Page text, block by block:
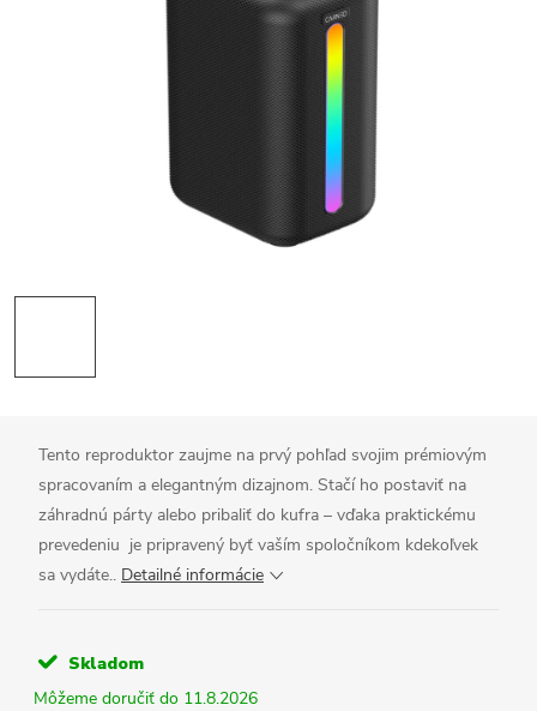
Tento reproduktor zaujme na prvý pohľad svojim prémiovým
spracovaním a elegantným dizajnom. Stačí ho postaviť na
záhradnú párty alebo pribaliť do kufra – vďaka praktickému
prevedeniu je pripravený byť vaším spoločníkom kdekoľvek
sa vydáte.. Detailné informácie
Skladom
11.8.2026